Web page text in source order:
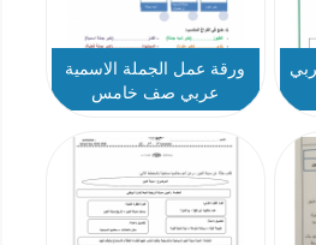
ورقة عمل الجملة الاسمية
عربي صف خامس